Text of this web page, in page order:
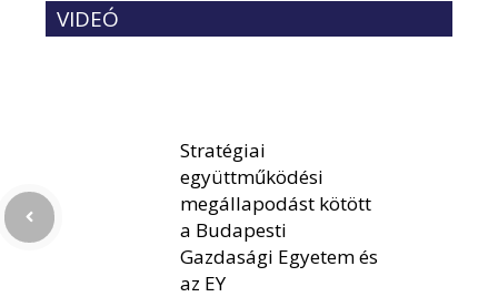
VIDEÓ
Stratégiai
együttműködési
megállapodást kötött
a Budapesti
Gazdasági Egyetem és
az EY